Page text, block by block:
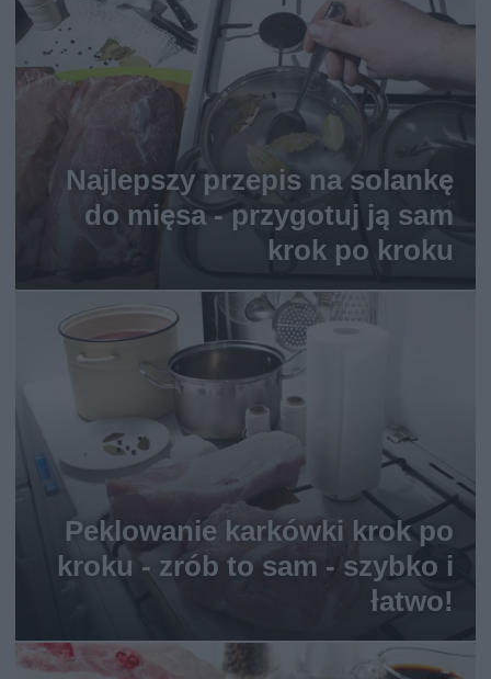
Najlepszy przepis na solankę
do mięsa - przygotuj ją sam
krok po kroku
Peklowanie karkówki krok po
kroku - zrób to sam - szybko i
łatwo!